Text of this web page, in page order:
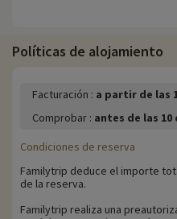
Políticas de alojamiento
Facturación : a partir de las
Comprobar : antes de las 10
Condiciones de reserva
Familytrip deduce el importe
de la reserva.
Familytrip realiza una